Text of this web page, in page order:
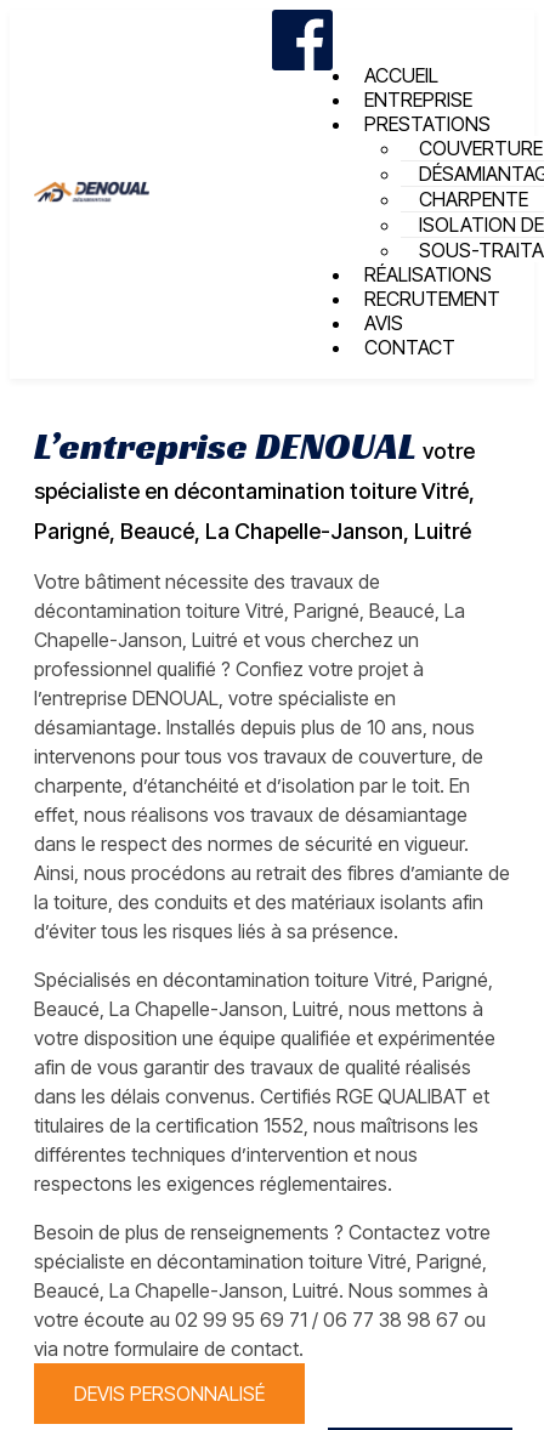
ACCUEIL
ENTREPRISE
PRESTATIONS
COUVERTURE
CHARPENTE
ISOLATION
SOUS-
RÉALISATIONS
RECRUTEMENT
AVIS
CONTACT
L’entreprise DENOUAL votre
spécialiste en décontamination toiture Vitré,
Parigné, Beaucé, La Chapelle-Janson, Luitré
Votre bâtiment nécessite des travaux de
décontamination toiture Vitré, Parigné, Beaucé, La
Chapelle-Janson, Luitré et vous cherchez un
professionnel qualifié ? Confiez votre projet à
l’entreprise DENOUAL, votre spécialiste en
désamiantage. Installés depuis plus de 10 ans, nous
intervenons pour tous vos travaux de couverture, de
charpente, d’étanchéité et d’isolation par le toit. En
effet, nous réalisons vos travaux de désamiantage
dans le respect des normes de sécurité en vigueur.
Ainsi, nous procédons au retrait des fibres d’amiante de
la toiture, des conduits et des matériaux isolants afin
d’éviter tous les risques liés à sa présence.
Spécialisés en décontamination toiture Vitré, Parigné,
Beaucé, La Chapelle-Janson, Luitré, nous mettons à
votre disposition une équipe qualifiée et expérimentée
afin de vous garantir des travaux de qualité réalisés
dans les délais convenus. Certifiés RGE QUALIBAT et
titulaires de la certification 1552, nous maîtrisons les
différentes techniques d’intervention et nous
respectons les exigences réglementaires.
Besoin de plus de renseignements ? Contactez votre
spécialiste en décontamination toiture Vitré, Parigné,
Beaucé, La Chapelle-Janson, Luitré. Nous sommes à
votre écoute au 02 99 95 69 71 / 06 77 38 98 67 ou
via notre formulaire de contact.
DEVIS PERSONNALISÉ